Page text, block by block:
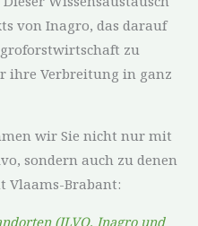
von Inagro, das darauf
zu
ihre Verbreitung in ganz
wir Sie nicht nur mit
sondern auch zu denen
Vlaams-Brabant:
(ILVO, Inagro und